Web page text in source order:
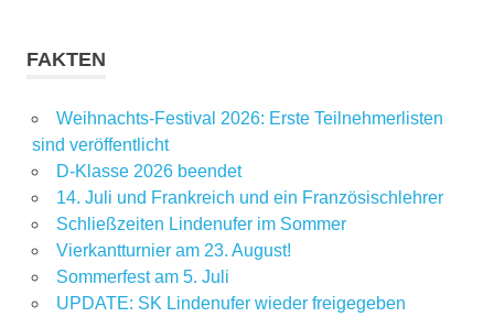
FAKTEN
Weihnachts-Festival 2026: Erste Teilnehmerlisten
sind veröffentlicht
D-Klasse 2026 beendet
14. Juli und Frankreich und ein Französischlehrer
Schließzeiten Lindenufer im Sommer
Vierkantturnier am 23. August!
Sommerfest am 5. Juli
UPDATE: SK Lindenufer wieder freigegeben